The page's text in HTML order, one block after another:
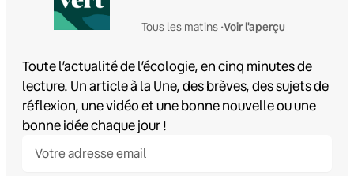
Tous les matins •Voir l'aperçu
Toute l’actualité de l’écologie, en cinq minutes de
lecture. Un article à la Une, des brèves, des sujets de
réflexion, une vidéo et une bonne nouvelle ou une
bonne idée chaque jour !